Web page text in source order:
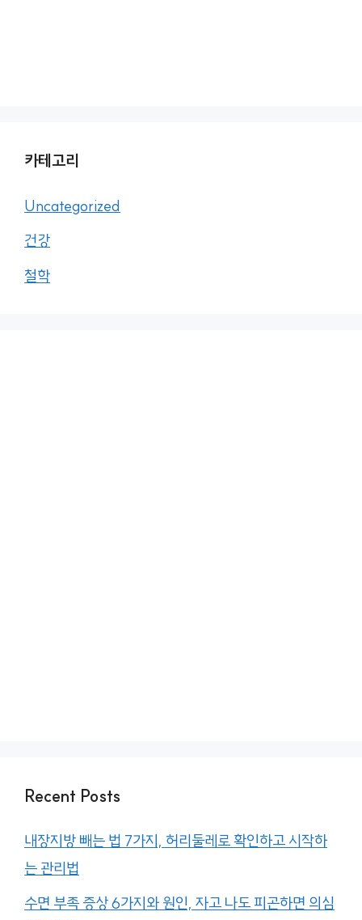
카테고리
Uncategorized
건강
철학
Recent Posts
내장지방 빼는 법 7가지, 허리둘레로 확인하고 시작하
는 관리법
수면 부족 증상 6가지와 원인, 자고 나도 피곤하면 의심